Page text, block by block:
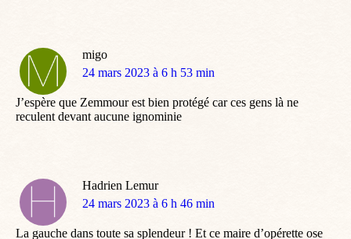
migo
dit
24 mars 2023 à 6 h 53 min
J’espère que Zemmour est bien protégé car ces gens là ne
reculent devant aucune ignominie
Hadrien Lemur
dit
24 mars 2023 à 6 h 46 min
La gauche dans toute sa splendeur ! Et ce maire d’opérette ose